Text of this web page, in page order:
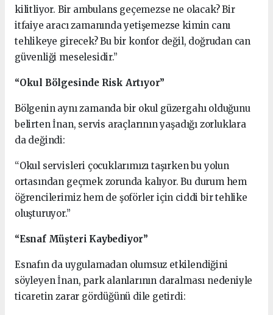
kilitliyor. Bir ambulans geçemezse ne olacak? Bir
itfaiye aracı zamanında yetişemezse kimin canı
tehlikeye girecek? Bu bir konfor değil, doğrudan can
güvenliği meselesidir.”
“Okul Bölgesinde Risk Artıyor”
Bölgenin aynı zamanda bir okul güzergahı olduğunu
belirten İnan, servis araçlarının yaşadığı zorluklara
da değindi:
“Okul servisleri çocuklarımızı taşırken bu yolun
ortasından geçmek zorunda kalıyor. Bu durum hem
öğrencilerimiz hem de şoförler için ciddi bir tehlike
oluşturuyor.”
“Esnaf Müşteri Kaybediyor”
Esnafın da uygulamadan olumsuz etkilendiğini
söyleyen İnan, park alanlarının daralması nedeniyle
ticaretin zarar gördüğünü dile getirdi: